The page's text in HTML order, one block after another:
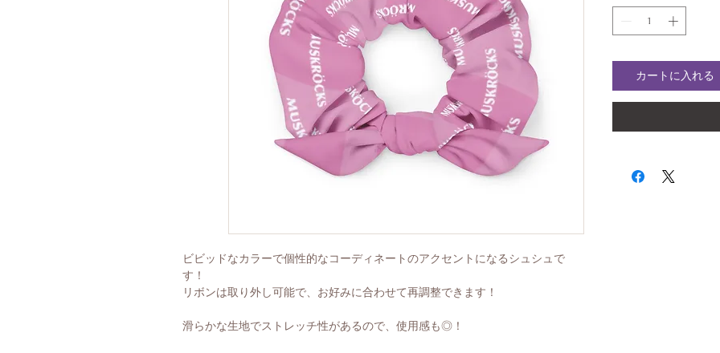
ビビッドなカラーで個性的なコーディネートのアクセントになるシュシュで
す！
リボンは取り外し可能で、お好みに合わせて再調整できます！
滑らかな生地でストレッチ性があるので、使用感も◎！
カートに入れる